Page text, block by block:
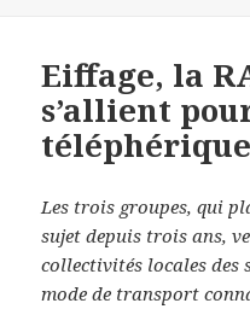
Eiffage, la
s’allient
Les trois groupes, qui
sujet depuis trois ans,
collectivités locales des
mode de transport